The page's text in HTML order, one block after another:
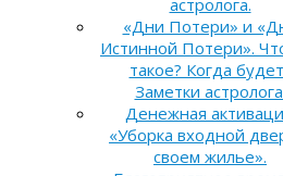
«Дни Потери» и
Истинной Потери».
такое? Когда
Заметки
Денежная
«Уборка входной
своем жилье».